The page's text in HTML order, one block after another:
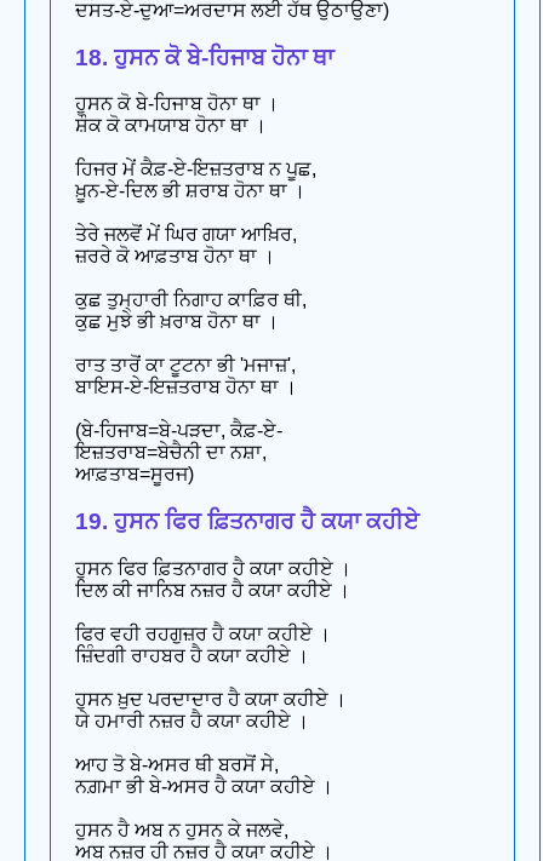
ਦਸਤ-ਏ-ਦੁਆ=ਅਰਦਾਸ ਲਈ ਹੱਥ ਉਠਾਉਣਾ)
18. ਹੁਸਨ ਕੋ ਬੇ-ਹਿਜਾਬ ਹੋਨਾ ਥਾ
ਹੁਸਨ ਕੋ ਬੇ-ਹਿਜਾਬ ਹੋਨਾ ਥਾ ।
ਸ਼ੌਕ ਕੋ ਕਾਮਯਾਬ ਹੋਨਾ ਥਾ ।
ਹਿਜਰ ਮੇਂ ਕੈਫ਼-ਏ-ਇਜ਼ਤਰਾਬ ਨ ਪੂਛ,
ਖ਼ੂਨ-ਏ-ਦਿਲ ਭੀ ਸ਼ਰਾਬ ਹੋਨਾ ਥਾ ।
ਤੇਰੇ ਜਲਵੋਂ ਮੇਂ ਘਿਰ ਗਯਾ ਆਖ਼ਿਰ,
ਜ਼ਰਰੇ ਕੋ ਆਫ਼ਤਾਬ ਹੋਨਾ ਥਾ ।
ਕੁਛ ਤੁਮ੍ਹਾਰੀ ਨਿਗਾਹ ਕਾਫ਼ਿਰ ਥੀ,
ਕੁਛ ਮੁਝੇ ਭੀ ਖ਼ਰਾਬ ਹੋਨਾ ਥਾ ।
ਰਾਤ ਤਾਰੋਂ ਕਾ ਟੂਟਨਾ ਭੀ 'ਮਜਾਜ਼',
ਬਾਇਸ-ਏ-ਇਜ਼ਤਰਾਬ ਹੋਨਾ ਥਾ ।
(ਬੇ-ਹਿਜਾਬ=ਬੇ-ਪੜਦਾ, ਕੈਫ਼-ਏ-
ਇਜ਼ਤਰਾਬ=ਬੇਚੈਨੀ ਦਾ ਨਸ਼ਾ,
ਆਫ਼ਤਾਬ=ਸੂਰਜ)
19. ਹੁਸਨ ਫਿਰ ਫ਼ਿਤਨਾਗਰ ਹੈ ਕਯਾ ਕਹੀਏ
ਹੁਸਨ ਫਿਰ ਫ਼ਿਤਨਾਗਰ ਹੈ ਕਯਾ ਕਹੀਏ ।
ਦਿਲ ਕੀ ਜਾਨਿਬ ਨਜ਼ਰ ਹੈ ਕਯਾ ਕਹੀਏ ।
ਫਿਰ ਵਹੀ ਰਹਗੁਜ਼ਰ ਹੈ ਕਯਾ ਕਹੀਏ ।
ਜ਼ਿੰਦਗੀ ਰਾਹਬਰ ਹੈ ਕਯਾ ਕਹੀਏ ।
ਹੁਸਨ ਖ਼ੁਦ ਪਰਦਾਦਾਰ ਹੈ ਕਯਾ ਕਹੀਏ ।
ਯੇ ਹਮਾਰੀ ਨਜ਼ਰ ਹੈ ਕਯਾ ਕਹੀਏ ।
ਆਹ ਤੋ ਬੇ-ਅਸਰ ਥੀ ਬਰਸੋਂ ਸੇ,
ਨਗ਼ਮਾ ਭੀ ਬੇ-ਅਸਰ ਹੈ ਕਯਾ ਕਹੀਏ ।
ਹੁਸਨ ਹੈ ਅਬ ਨ ਹੁਸਨ ਕੇ ਜਲਵੇ,
ਅਬ ਨਜ਼ਰ ਹੀ ਨਜ਼ਰ ਹੈ ਕਯਾ ਕਹੀਏ ।